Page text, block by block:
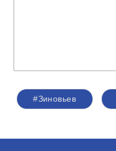
#Зиновьев